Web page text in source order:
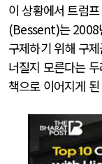
이 상황에서 트럼
(Bessent)는2008
구제하기 위해 구
너질지 모른다는
책으로 이어지게